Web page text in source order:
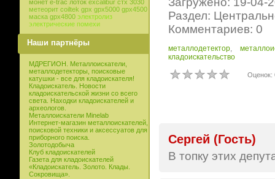
монет e-trac лоток excalibur стх 3030
метеорит coiltek gpx gpx5000 gpx4500
маска gpx4800 электролиз
электрические помехи
Наши партнёры
МДРЕГИОН. Металлоискатели,
металлодетекторы, поисковые
катушки - все для кладоискателя!
Кладоискатель. Новости
кладоискательской жизни со всего
света. Находки кладоискателей и
археологов.
Металлоискатели Minelab
Интернет-магазин металлоискателей,
поисковой техники и аксессуатов для
приборного поиска.
Золотодобыча
Клуб кладоискателей
Газета для кладоискателей
«Кладоискатель. Золото. Клады.
Сокровища».
Раздел:
Комментариев: 0
металлодетектор,
кладоискательство
Оценок:
Сергей (Гость)
В топку этих